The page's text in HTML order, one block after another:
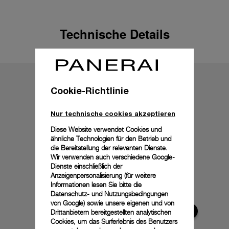
Technische Details
Cookie-Richtlinie
Nur technische cookies akzeptieren
Diese Website verwendet Cookies und
ähnliche Technologien für den Betrieb und
die Bereitstellung der relevanten Dienste.
Wir verwenden auch verschiedene Google-
Dienste einschließlich der
Anzeigenpersonalisierung (für weitere
Informationen lesen Sie bitte die
Datenschutz- und Nutzungsbedingungen
von Google) sowie unsere eigenen und von
Drittanbietern bereitgestellten analytischen
Cookies, um das Surferlebnis des Benutzers